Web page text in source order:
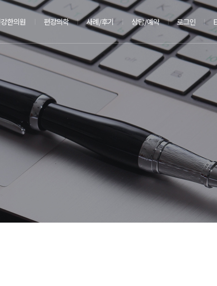
한의원 편강의학 사례/후기 상담/예약 로그인